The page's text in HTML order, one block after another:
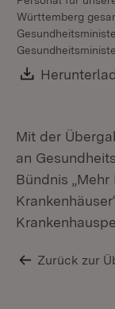
Württemberg
Download:
Mit der
an
Bündnis
Zurück zur